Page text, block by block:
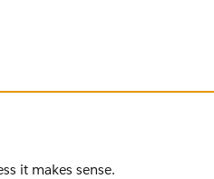
,12*(YEAR(TODAY())-
it makes sense.